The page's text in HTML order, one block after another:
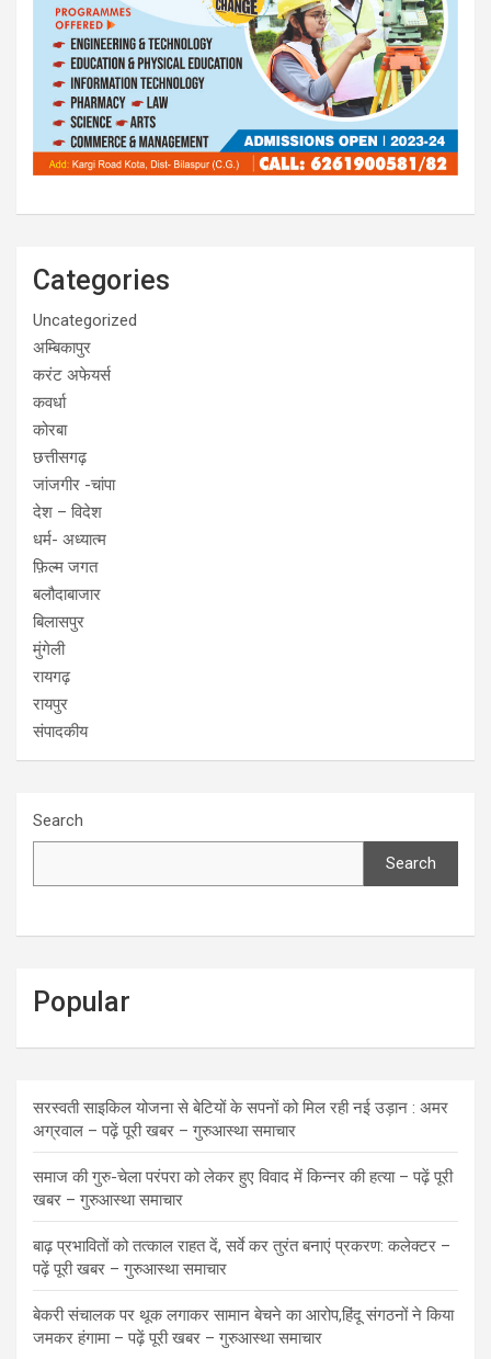
Categories
Uncategorized
अम्बिकापुर
करंट अफेयर्स
कवर्धा
कोरबा
छत्तीसगढ़
जांजगीर -चांपा
देश – विदेश
धर्म- अध्यात्म
फ़िल्म जगत
बलौदाबाजार
बिलासपुर
मुंगेली
रायगढ़
रायपुर
संपादकीय
Search
Search
Popular
सरस्वती साइकिल योजना से बेटियों के सपनों को मिल रही नई उड़ान : अमर
अग्रवाल – पढ़ें पूरी खबर – गुरुआस्था समाचार
समाज की गुरु-चेला परंपरा को लेकर हुए विवाद में किन्नर की हत्या – पढ़ें पूरी
खबर – गुरुआस्था समाचार
बाढ़ प्रभावितों को तत्काल राहत दें, सर्वे कर तुरंत बनाएं प्रकरण: कलेक्टर –
पढ़ें पूरी खबर – गुरुआस्था समाचार
बेकरी संचालक पर थूक लगाकर सामान बेचने का आरोप,हिंदू संगठनों ने किया
जमकर हंगामा – पढ़ें पूरी खबर – गुरुआस्था समाचार